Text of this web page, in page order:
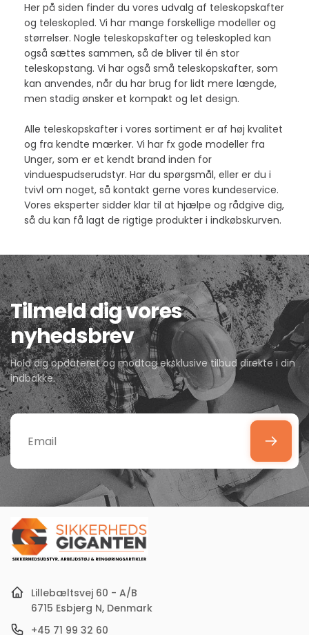
Her på siden finder du vores udvalg af teleskopskafter
og teleskopled. Vi har mange forskellige modeller og
størrelser. Nogle teleskopskafter og teleskopled kan
også sættes sammen, så de bliver til én stor
teleskopstang. Vi har også små teleskopskafter, som
kan anvendes, når du har brug for lidt mere længde,
men stadig ønsker et kompakt og let design.
Alle teleskopskafter i vores sortiment er af høj kvalitet
og fra kendte mærker. Vi har fx gode modeller fra
Unger, som er et kendt brand inden for
vinduespudserudstyr. Har du spørgsmål, eller er du i
tvivl om noget, så kontakt gerne vores kundeservice.
Vores eksperter sidder klar til at hjælpe og rådgive dig,
så du kan få lagt de rigtige produkter i indkøbskurven.
Tilmeld dig vores
nyhedsbrev
Hold dig opdateret og modtag eksklusive tilbud direkte i din
indbakke.
Email
Lillebæltsvej 60 - A/B
6715 Esbjerg N, Denmark
+45 71 99 32 60